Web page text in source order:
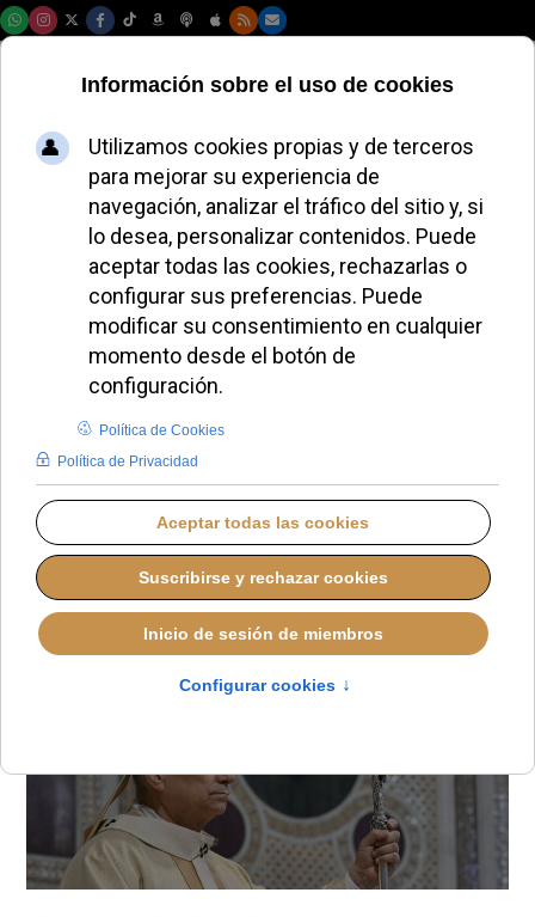
Un libro revela
anécdotas inéditas
del Papa León XIV,
incluido el día en
que fue dado por
muerto en Perú
LUCAS ALONSO PAPA LEÓN XIV MARTES, 11 NOVIEMBRE 2025 11:14